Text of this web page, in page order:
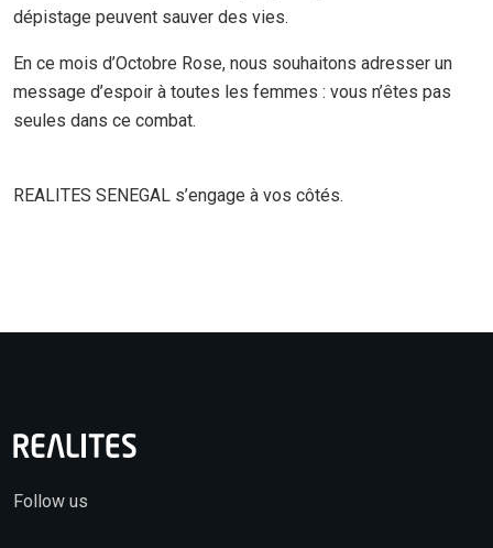
dépistage peuvent sauver des vies.
En ce mois d’Octobre Rose, nous souhaitons adresser un
message d’espoir à toutes les femmes : vous n’êtes pas
seules dans ce combat.
REALITES SENEGAL s’engage à vos côtés.
Follow us